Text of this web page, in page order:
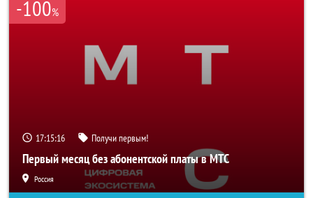
-100%
17:15:14 Получи первым!
Первый месяц без абонентской платы в МТС
Россия